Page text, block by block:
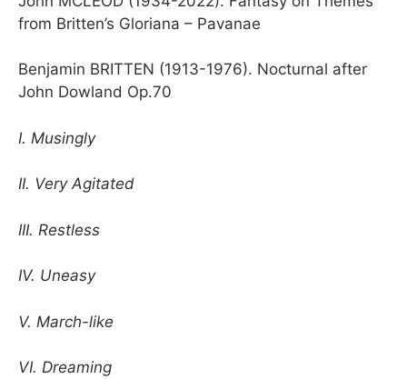
from Britten’s Gloriana – Pavanae
Benjamin BRITTEN (1913-1976). Nocturnal after
John Dowland Op.70
I. Musingly
II. Very Agitated
III. Restless
IV. Uneasy
V. March-like
VI. Dreaming